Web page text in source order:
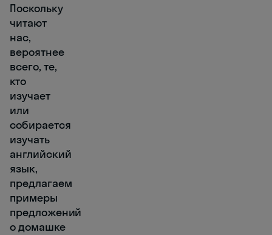
Поскольку
читают
нас,
вероятнее
всего, те,
кто
изучает
или
собирается
изучать
английский
язык,
предлагаем
примеры
предложений
о домашке